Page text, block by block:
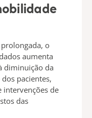
o
aumenta
diminuição da
pacientes,
intervenções de
das